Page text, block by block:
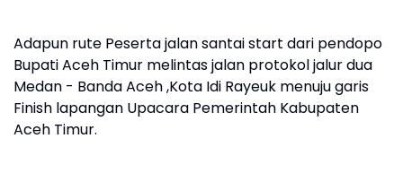
Adapun rute Peserta jalan santai start dari pendopo
Bupati Aceh Timur melintas jalan protokol jalur dua
Medan - Banda Aceh ,Kota Idi Rayeuk menuju garis
Finish lapangan Upacara Pemerintah Kabupaten
Aceh Timur.